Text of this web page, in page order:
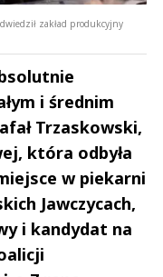
zakład produkcyjny
i średnim
Trzaskowski,
która odbyła
w piekarni
Jawczycach,
i kandydat na